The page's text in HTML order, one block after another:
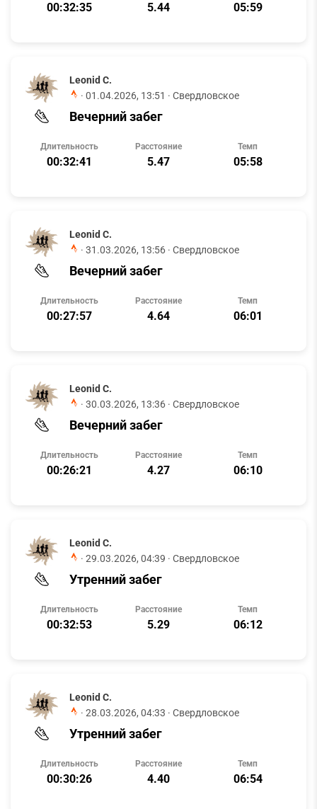
00:32:35 5.44 05:59
Leonid C.
· 01.04.2026, 13:51 · Свердловское
Вечерний забег
Длительность
00:32:41
Расстояние
5.47
Темп
05:58
Leonid C.
· 31.03.2026, 13:56 · Свердловское
Вечерний забег
Длительность
00:27:57
Расстояние
4.64
Темп
06:01
Leonid C.
· 30.03.2026, 13:36 · Свердловское
Вечерний забег
Длительность
00:26:21
Расстояние
4.27
Темп
06:10
Leonid C.
· 29.03.2026, 04:39 · Свердловское
Утренний забег
Длительность
00:32:53
Расстояние
5.29
Темп
06:12
Leonid C.
· 28.03.2026, 04:33 · Свердловское
Утренний забег
Длительность
00:30:26
Расстояние
4.40
Темп
06:54